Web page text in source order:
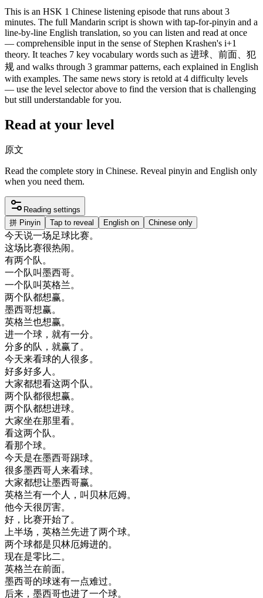
This is an HSK 1 Chinese listening episode that runs about 3
minutes. The full Mandarin script is shown with tap-for-pinyin and a
line-by-line English translation, so you can listen and read at once
— comprehensible input in the sense of Stephen Krashen's i+1
theory. It teaches 7 key vocabulary words such as 进球、前面、犯
规 and walks through 3 grammar patterns, each explained in English
with examples. The same news story is retold at 4 difficulty levels
— use the level selector above to find the version that is challenging
but still understandable for you.
Read at your level
原文
Read the complete story in Chinese. Reveal pinyin and English only
when you need them.
Reading settings
拼 Pinyin Tap to reveal English on Chinese only
今天说一场足球比赛。
这场比赛很热闹。
有两个队。
一个队叫墨西哥。
一个队叫英格兰。
两个队都想赢。
墨西哥想赢。
英格兰也想赢。
进一个球 ， 就有一分。
分多的队 ， 就赢了。
今天来看球的人很多。
好多好多人。
大家都想看这两个队。
两个队都很想赢。
两个队都想进球。
大家坐在那里看。
看这两个队。
看那个球。
今天是在墨西哥踢球。
很多墨西哥人来看球。
大家都想让墨西哥赢。
英格兰有一个人 ， 叫 贝林厄姆。
他今天很厉害。
好 ， 比赛开始了。
上半场 ， 英格兰先进了两个球。
两个球都是贝林厄姆进的。
现在是零比二。
英格兰在前面。
墨西哥的球迷有一点难过。
后来 ， 墨西哥也进了一个球。